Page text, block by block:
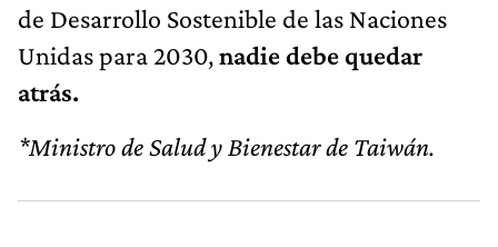
de Desarrollo Sostenible de las Naciones
Unidas para 2030,nadie debe quedar
atrás.
*Ministro de Salud y Bienestar de Taiwán.